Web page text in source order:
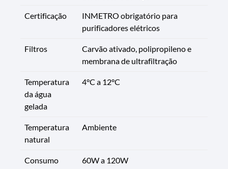
Certificação
INMETRO obrigatório para
purificadores elétricos
Filtros
Carvão ativado, polipropileno e
membrana de ultrafiltração
Temperatura
da água
gelada
4°C a 12°C
Temperatura
natural
Ambiente
Consumo
60W a 120W